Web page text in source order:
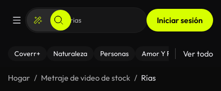
Iniciar sesión
Coverr+ Naturaleza Personas Amor Y Relaciones
Ver todo
Hogar Metraje de video de stock Rías